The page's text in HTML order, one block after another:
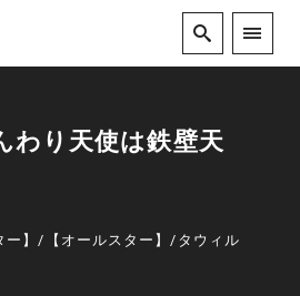
わり天使は鉄壁天
ー】/ 【オールスター】/ タウィル